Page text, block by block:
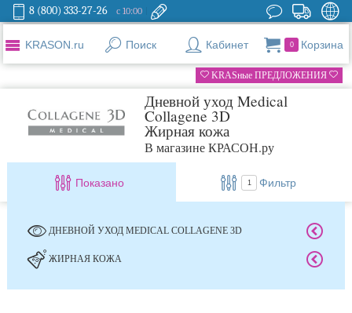
8 (800) 333-27-26 с 10:00
KRASON.ru Поиск Кабинет 0 Корзина
KRASные ПРЕДЛОЖЕНИЯ
Дневной уход Medical
Collagene 3D
Жирная кожа
В магазине КРАСОН.ру
Показано 1 Фильтр
ДНЕВНОЙ УХОД MEDICAL COLLAGENE 3D
ЖИРНАЯ КОЖА